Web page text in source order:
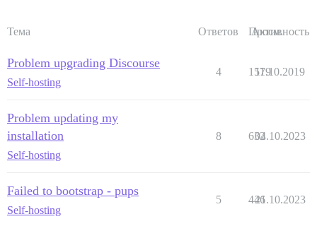
Тема Ответов Просм.
Активность
Problem upgrading Discourse
Self-hosting
4 1579
11.10.2019
Problem updating my
installation
Self-hosting
8 632
04.10.2023
Failed to bootstrap - pups
Self-hosting
5 446
21.10.2023